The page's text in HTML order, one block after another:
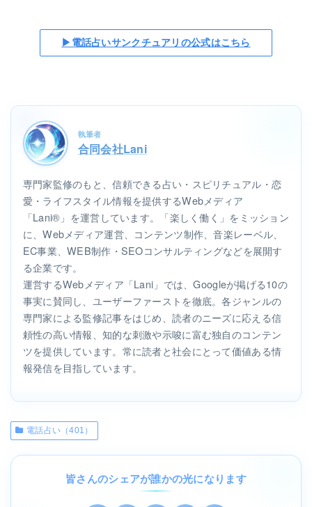
▶電話占いサンクチュアリの公式はこちら
執筆者
合同会社Lani
専門家監修のもと、信頼できる占い・スピリチュアル・恋
愛・ライフスタイル情報を提供するWebメディア
「Lani®」を運営しています。「楽しく働く」をミッション
に、Webメディア運営、コンテンツ制作、音楽レーベル、
EC事業、WEB制作・SEOコンサルティングなどを展開す
る企業です。
運営するWebメディア「Lani」では、Googleが掲げる10の
事実に賛同し、ユーザーファーストを徹底。各ジャンルの
専門家による監修記事をはじめ、読者のニーズに応える信
頼性の高い情報、知的な刺激や示唆に富む独自のコンテン
ツを提供しています。常に読者と社会にとって価値ある情
報発信を目指しています。
電話占い（401）
皆さんのシェアが誰かの光になります